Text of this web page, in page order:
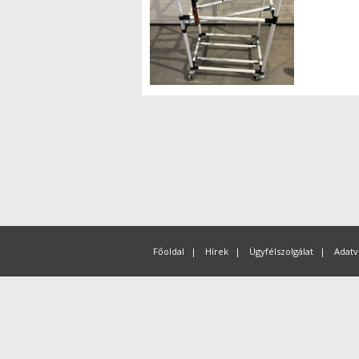
Főoldal | Hírek | Ügyfélszolgálat |